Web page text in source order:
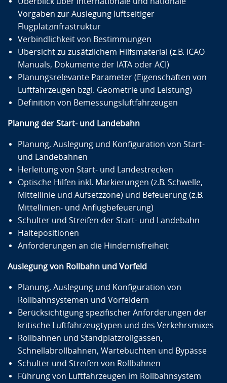
Vorgaben zur Auslegung luftseitiger
Flugplatzinfrastruktur
Verbindlichkeit von Bestimmungen
Übersicht zu zusätzlichem Hilfsmaterial (z.B. ICAO
Manuals, Dokumente der IATA oder ACI)
Planungsrelevante Parameter (Eigenschaften von
Luftfahrzeugen bzgl. Geometrie und Leistung)
Definition von Bemessungsluftfahrzeugen
Planung der Start- und Landebahn
Planung, Auslegung und Konfiguration von Start-
und Landebahnen
Herleitung von Start- und Landestrecken
Optische Hilfen inkl. Markierungen (z.B. Schwelle,
Mittellinie und Aufsetzzone) und Befeuerung (z.B.
Mittellinien- und Anflugbefeuerung)
Schulter und Streifen der Start- und Landebahn
Haltepositionen
Anforderungen an die Hindernisfreiheit
Auslegung von Rollbahn und Vorfeld
Planung, Auslegung und Konfiguration von
Rollbahnsystemen und Vorfeldern
Berücksichtigung spezifischer Anforderungen der
kritische Luftfahrzeugtypen und des Verkehrsmixes
Rollbahnen und Standplatzrollgassen,
Schnellabrollbahnen, Wartebuchten und Bypässe
Schulter und Streifen von Rollbahnen
Führung von Luftfahrzeugen im Rollbahnsystem